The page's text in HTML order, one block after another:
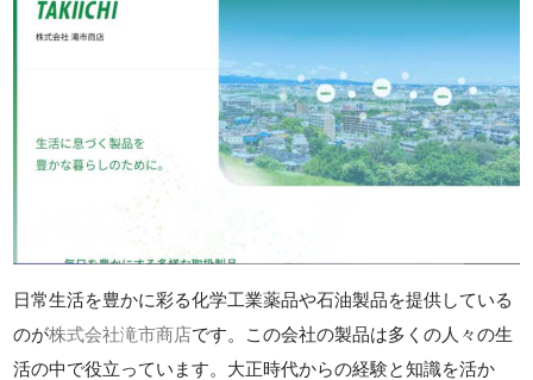
日常生活を豊かに彩る化学工業薬品や石油製品を提供している
のが株式会社滝市商店です。この会社の製品は多くの人々の生
活の中で役立っています。大正時代からの経験と知識を活か